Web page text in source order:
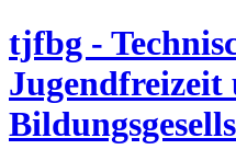
tjfbg -
Jugendfreizeit